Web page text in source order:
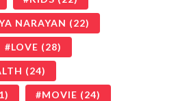
NARAYAN (22)
LOVE (28)
(24)
MOVIE (24)